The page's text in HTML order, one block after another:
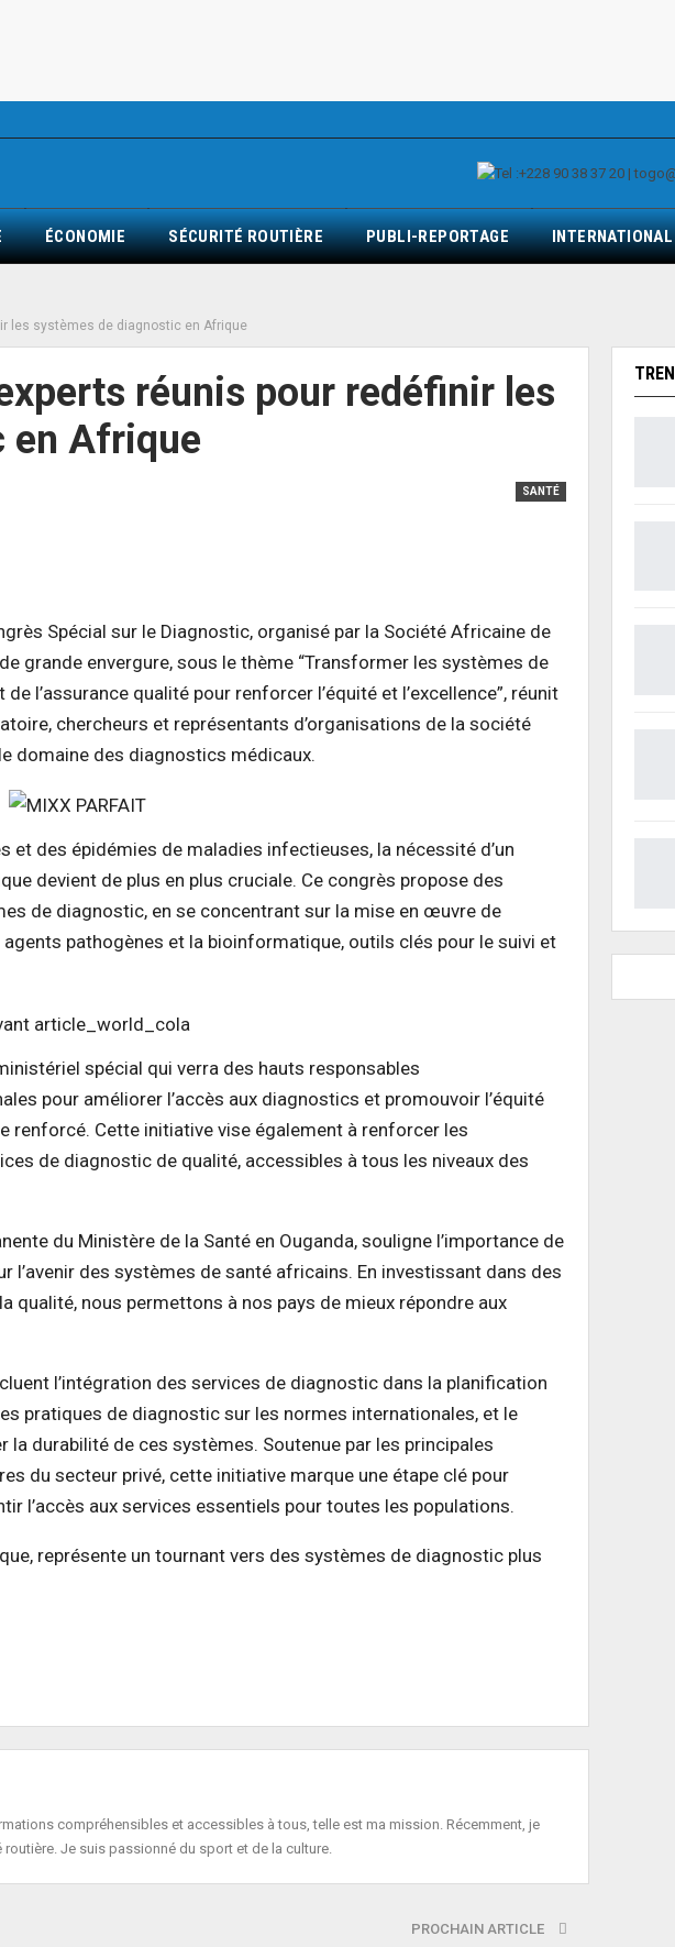
ÉCONOMIE SÉCURITÉ ROUTIÈRE PUBLI-REPORTAGE INTERNATIONAL
les systèmes de diagnostic en Afrique
réunis pour redéfinir les
en Afrique
SANTÉ
Spécial sur le Diagnostic, organisé par la Société Africaine de
grande envergure, sous le thème “Transformer les systèmes de
l’assurance qualité pour renforcer l’équité et l’excellence”, réunit
chercheurs et représentants d’organisations de la société
domaine des diagnostics médicaux.
des épidémies de maladies infectieuses, la nécessité d’un
devient de plus en plus cruciale. Ce congrès propose des
de diagnostic, en se concentrant sur la mise en œuvre de
pathogènes et la bioinformatique, outils clés pour le suivi et
spécial qui verra des hauts responsables
pour améliorer l’accès aux diagnostics et promouvoir l’équité
renforcé. Cette initiative vise également à renforcer les
de diagnostic de qualité, accessibles à tous les niveaux des
du Ministère de la Santé en Ouganda, souligne l’importance de
des systèmes de santé africains. En investissant dans des
qualité, nous permettons à nos pays de mieux répondre aux
l’intégration des services de diagnostic dans la planification
pratiques de diagnostic sur les normes internationales, et le
durabilité de ces systèmes. Soutenue par les principales
du secteur privé, cette initiative marque une étape clé pour
l’accès aux services essentiels pour toutes les populations.
représente un tournant vers des systèmes de diagnostic plus
compréhensibles et accessibles à tous, telle est ma mission. Récemment, je
Je suis passionné du sport et de la culture.
PROCHAIN ARTICLE